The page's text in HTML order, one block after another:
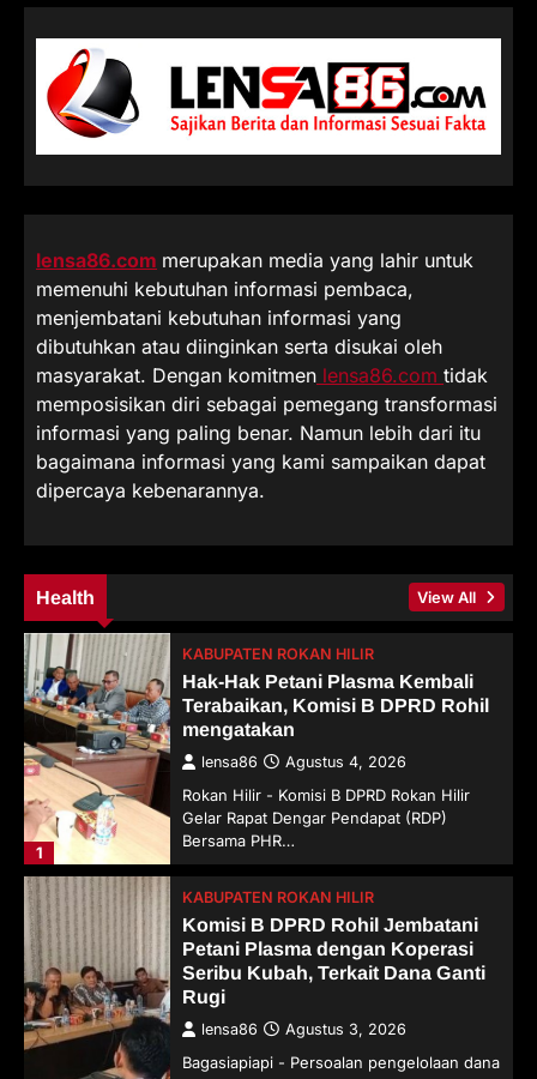
lensa86.com merupakan media yang lahir untuk
memenuhi kebutuhan informasi pembaca,
menjembatani kebutuhan informasi yang
dibutuhkan atau diinginkan serta disukai oleh
masyarakat. Dengan komitmen lensa86.com tidak
memposisikan diri sebagai pemegang transformasi
informasi yang paling benar. Namun lebih dari itu
bagaimana informasi yang kami sampaikan dapat
dipercaya kebenarannya.
Health View All
1
KABUPATEN ROKAN HILIR
Hak-Hak Petani Plasma Kembali
Terabaikan, Komisi B DPRD Rohil
mengatakan
lensa86 Agustus 4, 2026
Rokan Hilir - Komisi B DPRD Rokan Hilir
Gelar Rapat Dengar Pendapat (RDP)
Bersama PHR…
KABUPATEN ROKAN HILIR
Komisi B DPRD Rohil Jembatani
Petani Plasma dengan Koperasi
Seribu Kubah, Terkait Dana Ganti
Rugi
lensa86 Agustus 3, 2026
Bagasiapiapi - Persoalan pengelolaan dana